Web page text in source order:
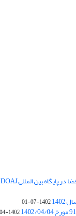
1402-07-01
1402-04-04